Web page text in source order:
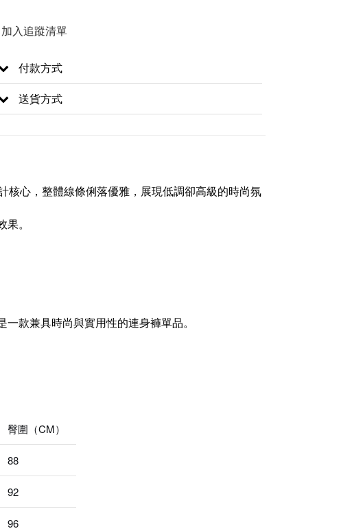
加入追蹤清單
付款方式
送貨方式
核心，整體線條俐落優雅，展現低調卻高級的時尚氛
。
款兼具時尚與實用性的連身褲單品。
臀圍（CM）
88
92
96